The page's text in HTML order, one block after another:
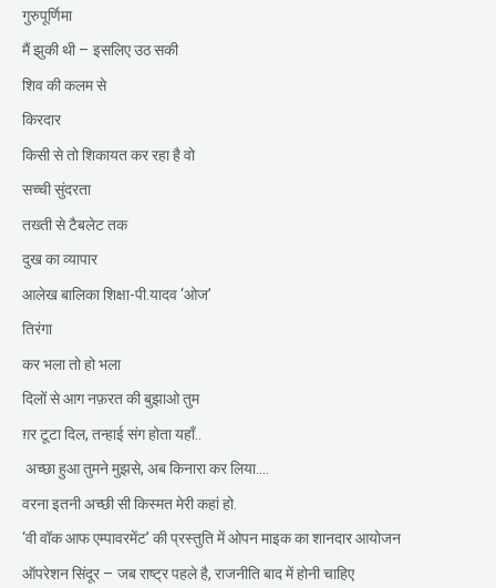
गुरुपूर्णिमा
मैं झुकी थी – इसलिए उठ सकी
शिव की कलम से
किरदार
किसी से तो शिकायत कर रहा है वो
सच्ची सुंदरता
तख्ती से टैबलेट तक
दुख का व्यापार
आलेख बालिका शिक्षा-पी.यादव ‘ओज’
तिरंगा
कर भला तो हो भला
दिलों से आग नफ़रत की बुझाओ तुम
ग़र टूटा दिल, तन्हाई संग होता यहाँ..
अच्छा हुआ तुमने मुझसे, अब किनारा कर लिया….
वरना इतनी अच्छी सी किस्मत मेरी कहां हो.
‘वी वॉक आफ एम्पावरमेंट’ की प्रस्तुति में ओपन माइक का शानदार आयोजन
ऑपरेशन सिंदूर – जब राष्ट्र पहले है, राजनीति बाद में होनी चाहिए